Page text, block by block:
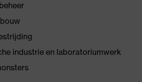
industrie en laboratoriumwerk